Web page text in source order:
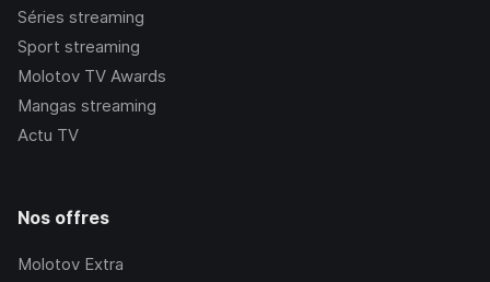
Séries streaming
Sport streaming
Molotov TV Awards
Mangas streaming
Actu TV
Nos offres
Molotov Extra